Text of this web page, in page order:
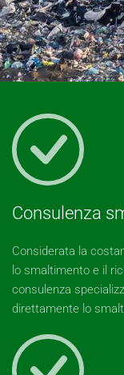
Consulenza
Considerata la
lo smaltimento e il
consulenza
direttamente lo